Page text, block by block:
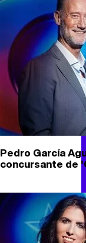
Pedro García
concursante de